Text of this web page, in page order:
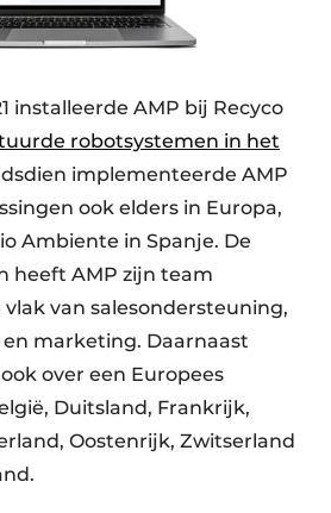
installeerde AMP bij Recyco
robotsystemen in het
implementeerde AMP
ook elders in Europa,
Ambiente in Spanje. De
heeft AMP zijn team
van salesondersteuning,
marketing. Daarnaast
over een Europees
Duitsland, Frankrijk,
Oostenrijk, Zwitserland